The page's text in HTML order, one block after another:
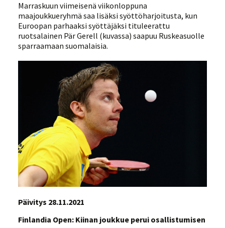
Marraskuun viimeisenä viikonloppuna
maajoukkueryhmä saa lisäksi syöttöharjoitusta, kun
Euroopan parhaaksi syöttäjäksi tituleerattu
ruotsalainen Pär Gerell (kuvassa) saapuu Ruskeasuolle
sparraamaan suomalaisia.
Päivitys 28.11.2021
Finlandia Open: Kiinan joukkue perui osallistumisen